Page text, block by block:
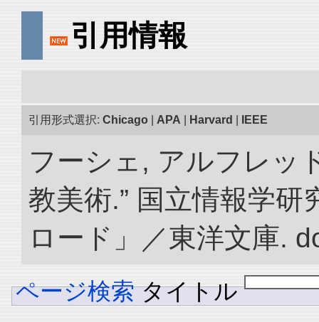
引用情報
引用形式選択: Chicago APA Harvard IEEE
フーシェ, アルフレッ
教美術.” 国立情報学
ロード」／東洋文庫.
ページ検索 タイトル